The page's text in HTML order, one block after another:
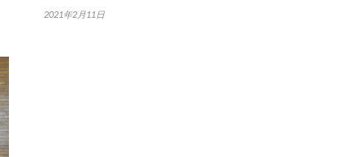
2021年2月11日